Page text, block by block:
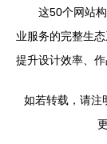
这50个网站
业服务的完整生
提升设计效率、作
如若转载，请注